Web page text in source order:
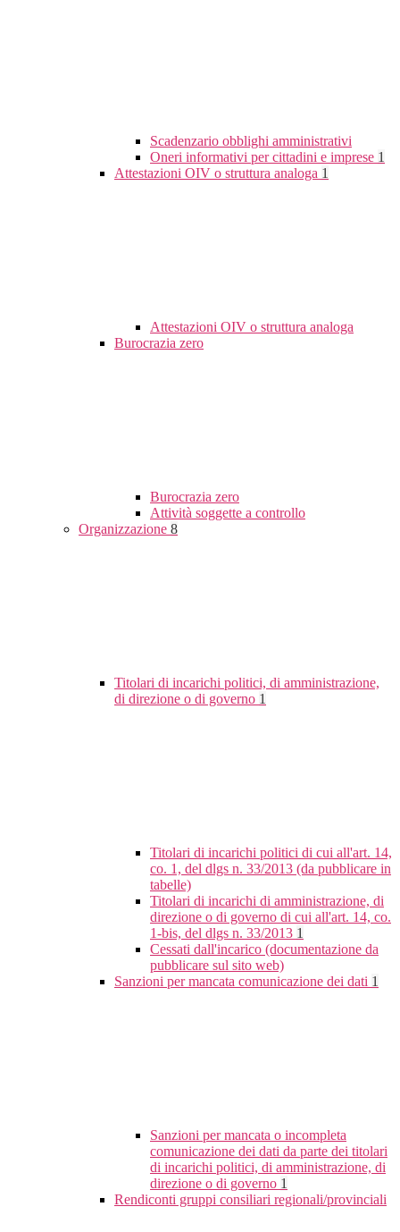
Scadenzario obblighi amministrativi
Oneri informativi per cittadini e imprese 1
Attestazioni OIV o struttura analoga 1
Attestazioni OIV o struttura analoga
Burocrazia zero
Burocrazia zero
Attività soggette a controllo
Organizzazione 8
Titolari di incarichi politici, di amministrazione,
di direzione o di governo 1
Titolari di incarichi politici di cui all'art. 14,
co. 1, del dlgs n. 33/2013 (da pubblicare in
tabelle)
Titolari di incarichi di amministrazione, di
direzione o di governo di cui all'art. 14, co.
1-bis, del dlgs n. 33/2013 1
Cessati dall'incarico (documentazione da
pubblicare sul sito web)
Sanzioni per mancata comunicazione dei dati 1
Sanzioni per mancata o incompleta
comunicazione dei dati da parte dei titolari
di incarichi politici, di amministrazione, di
direzione o di governo 1
Rendiconti gruppi consiliari regionali/provinciali